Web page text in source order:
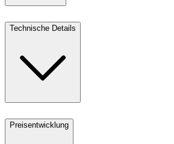
Technische Details
Preisentwicklung